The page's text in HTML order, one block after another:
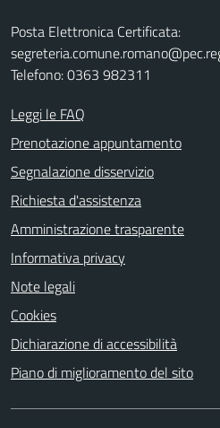
Posta Elettronica Certificata:
Telefono: 0363 982311
Leggi le FAQ
Prenotazione appuntamento
Segnalazione disservizio
Richiesta d'assistenza
Amministrazione trasparente
Informativa privacy
Note legali
Cookies
Dichiarazione di accessibilità
Piano di miglioramento del sito